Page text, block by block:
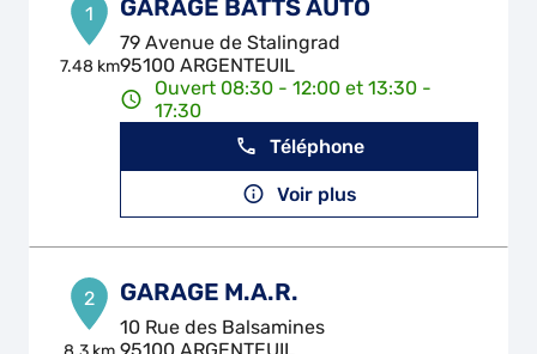
1
7.48 km
GARAGE BATTS AUTO
79 Avenue de Stalingrad
95100 ARGENTEUIL
Ouvert 08:30 - 12:00 et 13:30 -
17:30
Téléphone
Voir plus
2 GARAGE M.A.R.
10 Rue des Balsamines